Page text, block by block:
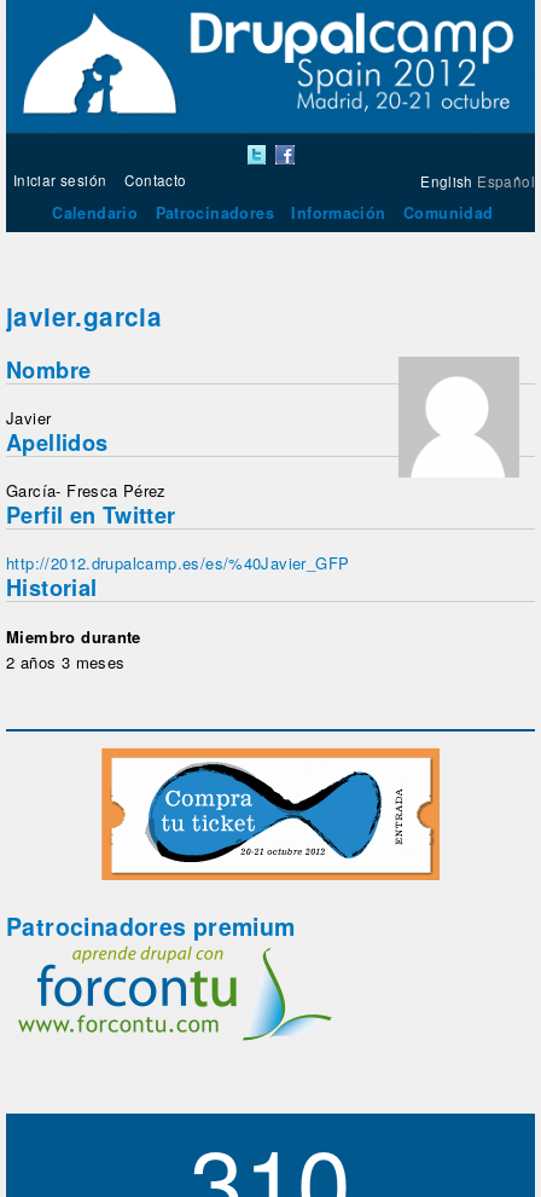
English Español
Iniciar sesión Contacto
Calendario Patrocinadores Información Comunidad
javier.garcia
Nombre
Javier
Apellidos
García- Fresca Pérez
Perfil en Twitter
http://2012.drupalcamp.es/es/%40Javier_GFP
Historial
Miembro durante
2 años 3 meses
Patrocinadores premium